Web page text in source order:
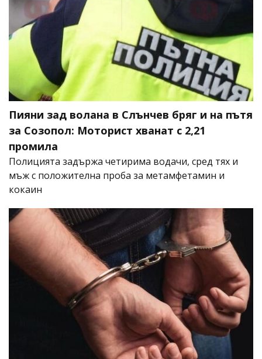
Пияни зад волана в Слънчев бряг и на пътя
за Созопол: Моторист хванат с 2,21
промила
Полицията задържа четирима водачи, сред тях и
мъж с положителна проба за метамфетамин и
кокаин